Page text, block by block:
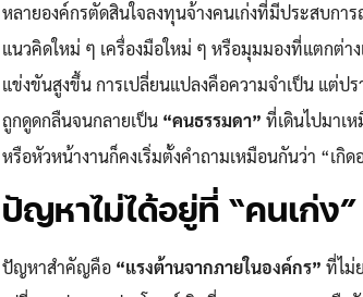
หลายองค์กรตัดสินใจลงทุนจ้างคนเก่งที่มีประสบกา
แนวคิดใหม่ ๆ เครื่องมือใหม่ ๆ หรือมุมมองที่แตกต่า
แข่งขันสูงขึ้น การเปลี่ยนแปลงคือความจำเป็น แต่ป
ถูกดูดกลืนจนกลายเป็น “คนธรรมดา” ที่เดินไปมาเ
หรือหัวหน้างานก็คงเริ่มตั้งคำถามเหมือนกันว่า “เกิด
ปัญหาไม่ได้อยู่ที่ “คนเก่ง
ปัญหาสำคัญคือ “แรงต้านจากภายในองค์กร” ที่ไม่